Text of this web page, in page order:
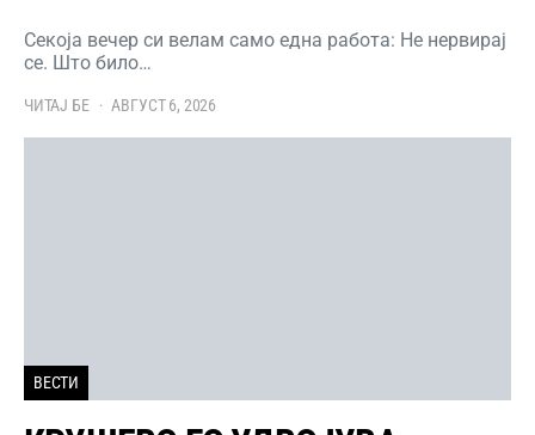
Секоја вечер си велам само една работа: Не нервирај
се. Што било…
ЧИТАЈ БЕ АВГУСТ 6, 2026
ВЕСТИ